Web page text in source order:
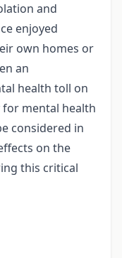
and
enjoyed
own homes or
an
health toll on
for mental health
considered in
on the
this critical